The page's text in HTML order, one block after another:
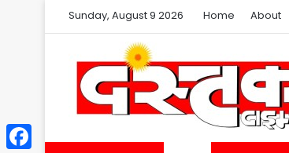
Sunday, August 9 2026 Home About